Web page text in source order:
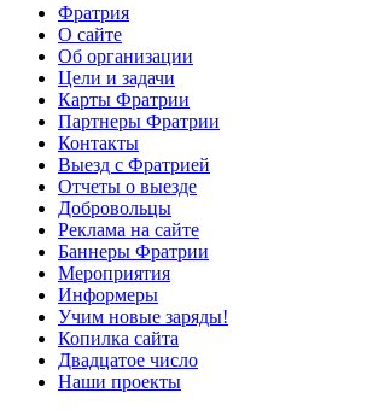
Фратрия
О сайте
Об организации
Цели и задачи
Карты Фратрии
Партнеры Фратрии
Контакты
Выезд с Фратрией
Отчеты о выезде
Добровольцы
Реклама на сайте
Баннеры Фратрии
Мероприятия
Информеры
Учим новые заряды!
Копилка сайта
Двадцатое число
Наши проекты